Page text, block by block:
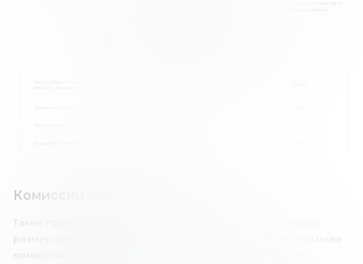
Комиссии на бирже «Куна»
Также при выборе криптовалютной биржи важно оценить
размер комиссии. От этого зависит выгода трейдера. Чем ниже
комиссии, тем, соответственно, будет выше прибыль от